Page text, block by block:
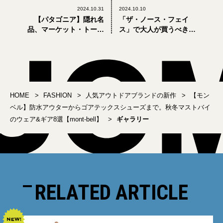
2024.10.31
【パタゴニア】隠れ名
品、マーケット・トート
目。2024年秋冬新作7選
【Patagonia】
2024.10.10
「ザ・ノース・フェイ
ス」で大人が買うべき新
ジャケットが狙い目
【THE NORTH FACE】
HOME FASHION 人気アウトドアブランドの新作
【モン
ベル】防水アウターからゴアテックスシューズまで。秋冬マストバイ
のウェア&ギア8選【mont-bell】
ギャラリー
RELATED ARTICLE